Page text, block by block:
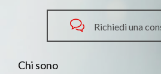
 Richiedi una
Chi sono